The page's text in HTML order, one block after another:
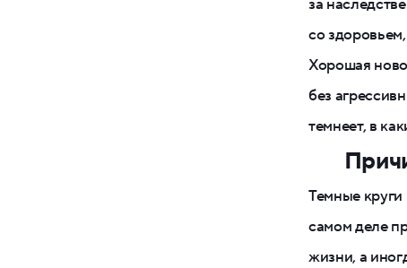
за
со
Хорошая
без
темнеет, в
Темные круги
самом деле
жизни, а